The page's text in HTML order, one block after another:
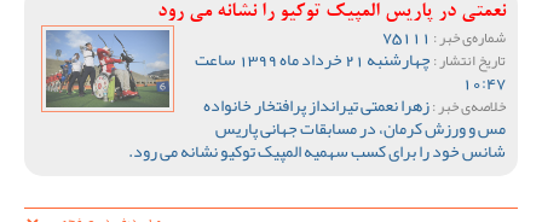
نعمتی در پاریس المپیک توکیو را نشانه می رود
شماره‌ی خبر :
تاریخ انتشار : چهارشنبه 21 خرداد ماه 1399 ساعت
10:47
خلاصه‌ی خبر :زهرا نعمتی تیرانداز پرافتخار خانواده
مس و ورزش کرمان، در مسابقات جهانی پاریس
شانس خود را برای کسب سهمیه المپیک توکیو نشانه می رود.